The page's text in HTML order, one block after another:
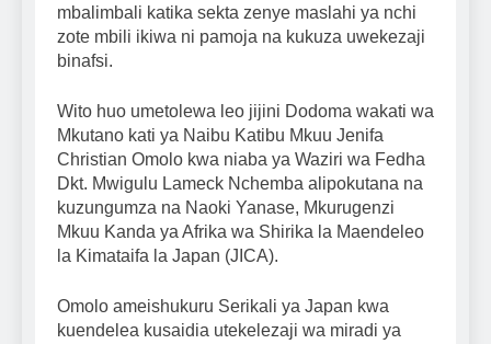
mbalimbali katika sekta zenye maslahi ya nchi
zote mbili ikiwa ni pamoja na kukuza uwekezaji
binafsi.
Wito huo umetolewa leo jijini Dodoma wakati wa
Mkutano kati ya Naibu Katibu Mkuu Jenifa
Christian Omolo kwa niaba ya Waziri wa Fedha
Dkt. Mwigulu Lameck Nchemba alipokutana na
kuzungumza na Naoki Yanase, Mkurugenzi
Mkuu Kanda ya Afrika wa Shirika la Maendeleo
la Kimataifa la Japan (JICA).
Omolo ameishukuru Serikali ya Japan kwa
kuendelea kusaidia utekelezaji wa miradi ya